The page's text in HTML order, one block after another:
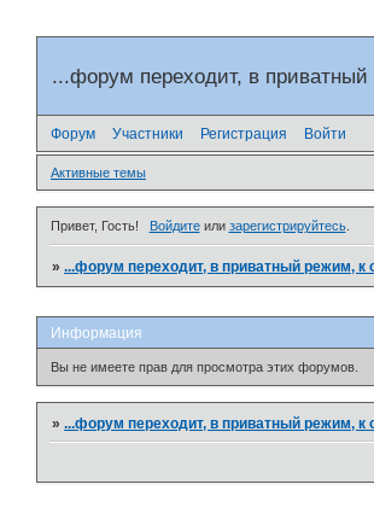
...форум переходит, в
Форум Участники Регистрация Войти
Активные темы
Привет, Гость! Войдитеили зарегистрируйтесь.
»...форум переходит, в приватный режим, к
Информация
Вы не имеете прав для просмотра этих форумов.
»...форум переходит, в приватный режим, к